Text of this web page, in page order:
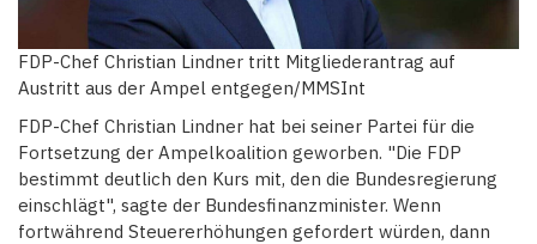
FDP-Chef Christian Lindner tritt Mitgliederantrag auf
Austritt aus der Ampel entgegen/MMSInt
FDP-Chef Christian Lindner hat bei seiner Partei für die
Fortsetzung der Ampelkoalition geworben. "Die FDP
bestimmt deutlich den Kurs mit, den die Bundesregierung
einschlägt", sagte der Bundesfinanzminister. Wenn
fortwährend Steuererhöhungen gefordert würden, dann